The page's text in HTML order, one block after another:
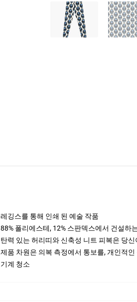
레깅스를 통해 인쇄 된 예술 작품
88% 폴리에스테, 12% 스판덱스에서 건설하
탄력 있는 허리띠와 신축성 니트 피복은 당
제품 차원은 의복 측정에서 통보를, 개인적
기계 청소